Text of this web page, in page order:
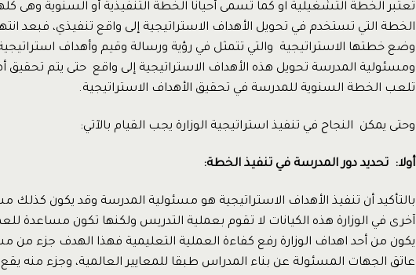
تعتبر الخطة التشغيلية او كما تسمى أحيانا الخطة التنفيذية أو السنوية
الخطة التي تستخدم في تحويل الأهداف الاستراتيجية إلى واقع تنفيذي، فبعد
وضع خطتها الاستراتيجية والتي تتمثل في رؤية ورسالة وقيم وأهداف
ومسئولية المدرسة تحويل هذه الأهداف الاستراتيجية إلى واقع حتى يتم تحقيق
تلعب الخطة السنوية للمدرسة في تحقيق الأهداف الاستراتيجية.
وحتى يمكن النجاح في تنفيذ استراتيجية الوزارة يجب القيام بالآتي:
أولا: تحديد دور المدرسة في تنفيذ الخطة:
بالتأكيد أن تنفيذ الأهداف الاستراتيجية هو مسئولية المدرسة وقد يكون كذلك
آخرى في الوزارة هذه الكيانات لا تقوم بعملية التدريس ولكنها تكون مساعدة
يكون من أحد اهداف الوزارة رفع كفاءة العملية التعليمية فهذا الهدف جزء من
عاتق الجهات المسئولة عن بناء المدراس طبقا للمعايير العالمية، وجزء منه